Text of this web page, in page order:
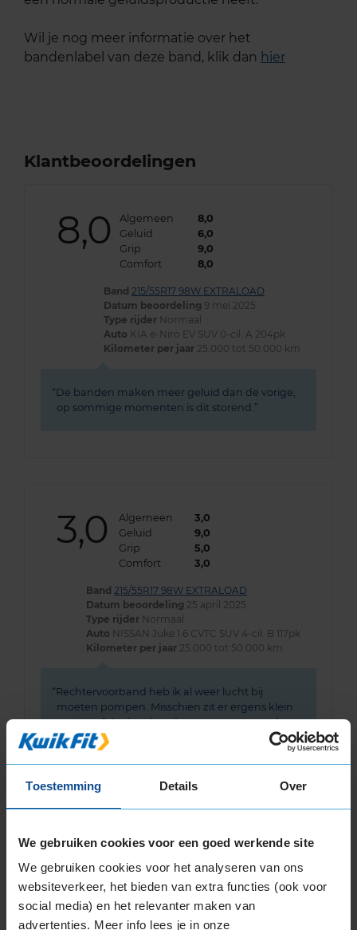
Toestemming Details Over
We gebruiken cookies voor een goed werkende site
We gebruiken cookies voor het analyseren van ons
websiteverkeer, het bieden van extra functies (ook voor
social media) en het relevanter maken van
advertenties. Meer info lees je in onze
Wil je nog meer informatie over het
bandenlabel van deze band, klik dan hier
Klantbeoordelingen
8,0 Algemeen
8,0
Geluid
6,0
Grip
9,0
Comfort
8,0
Band 215/55R17 98W EXTRALOAD
Datum beoordeling 9 mei 2025
Type rijder Normaal
Auto KIA e-Niro EV SUV 0-cil. A 204pk
Kilometer per jaar 25.000 tot 50.000 km
De banden maken meer geluid dan de vorige,
op sommige momenten is dit storend.
3,0 Algemeen
3,0
Geluid
9,0
Grip
5,0
Comfort
3,0
Band 215/55R17 98W EXTRALOAD
Datum beoordeling 25 april 2025
Type rijder Normaal
Auto NISSAN Juke 1.6 CVTC SUV 4-cil. B 117pk
Kilometer per jaar 25.000 tot 50.000 km
Rechtervoorband heb ik al weer lucht bij
moeten pompen. Misschien zit er ergens klein
gaatje in? Andere banden waren nog goed
qua lucht
8,0 Algemeen
8,0
Geluid
Comfort
8,0
Band 215/55R17 98W EXTRALOAD